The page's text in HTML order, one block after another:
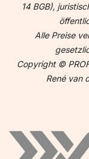
14 BGB),
Alle Preise
Copyright ©
René van